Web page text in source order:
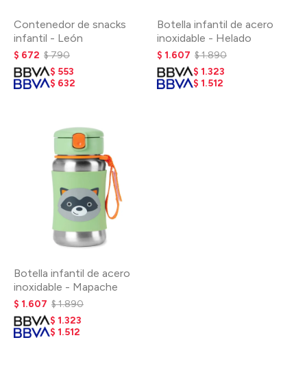
Contenedor de snacks
infantil - León
$ 672 $790
$ 553
$ 632
Botella infantil de acero
inoxidable - Helado
$ 1.607 $1.890
$ 1.323
$ 1.512
Botella infantil de acero
inoxidable - Mapache
$ 1.607 $1.890
$ 1.323
$ 1.512